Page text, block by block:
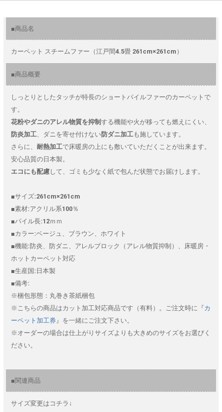
■商品名
カーペット スチームファー（江戸間4.5畳 261cm×261cm）
■商品概要
しっとりとしたタッチが特長のショートパイルファーのカーペットで
す。
花粉やダニのアレル物質を抑制 する機能や火が移っても燃えにくい、
防炎加工 、ダニを寄せ付けない防ダニ加工も施しています。
さらに、 耐熱加工で床暖房の上にも敷いていただくことが出来ます。
安心品質の日本製。
エコにも配慮 して、ゴミも少なく紙で包んだ状態でお届けします。
■サイズ:261cm×261cm
■素材:アクリル系100％
■パイル長:12ｍｍ
■カラー:ベージュ、ブラウン、ホワイト
■機能:防炎、防ダニ、アレルブロック（アレル物質抑制）、床暖房・
ホットカーペット対応
■生産国:日本製
■備考:
※梱包形態：丸巻き茶紙梱包
※こちらの商品はカット加工対応商品です（有料）。ご注文時に『カ
ーペット加工券 』を一緒にご注文下さい。
※オーダーの場合は仕上がりサイズよりも大きめのサイズをお選びく
ださい。
■関連商品
サイズ変更はコチラ↓